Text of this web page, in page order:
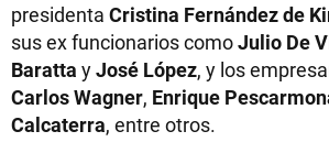
presidenta Cristina Fernández de
sus ex funcionarios comoJulio De
Baratta yJosé López, y los
Carlos Wagner, Enrique
Calcaterra, entre otros.